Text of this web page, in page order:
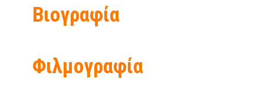
Βιογραφία
Φιλμογραφία